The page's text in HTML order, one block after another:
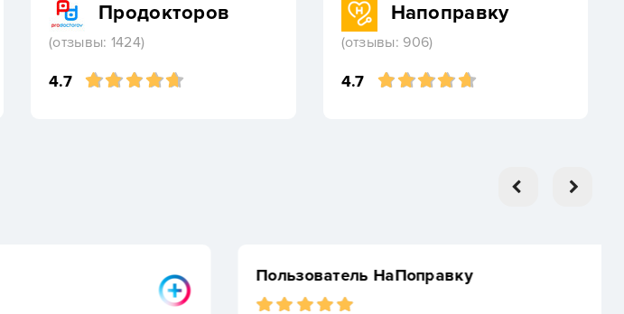
Продокторов
(отзывы: 1424)
4.7
Напоправку
(отзывы: 906)
4.7
Пользователь НаПоправку